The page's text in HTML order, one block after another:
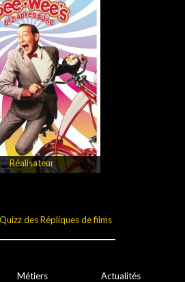
Réalisateur
des Répliques de films
Métiers Actualités